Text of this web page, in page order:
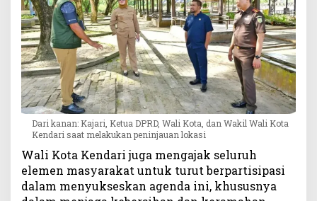
Dari kanan: Kajari, Ketua DPRD, Wali Kota, dan Wakil Wali Kota
Kendari saat melakukan peninjauan lokasi
Wali Kota Kendari juga mengajak seluruh
elemen masyarakat untuk turut berpartisipasi
dalam menyukseskan agenda ini, khususnya